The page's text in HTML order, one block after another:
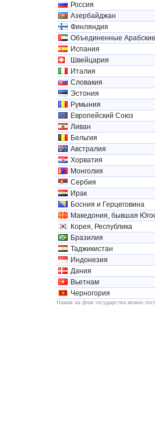
Россия
Азербайджан
Финляндия
Объединенные
Испания
Швейцария
Италия
Словакия
Эстония
Румыния
Европейский Союз
Ливан
Бельгия
Австралия
Хорватия
Монголия
Сербия
Ирак
Босния и Герцеговина
Македония, бывшая
Корея, Республика
Бразилия
Таджикистан
Индонезия
Дания
Вьетнам
Черногория
Нажав на флаг государства можно